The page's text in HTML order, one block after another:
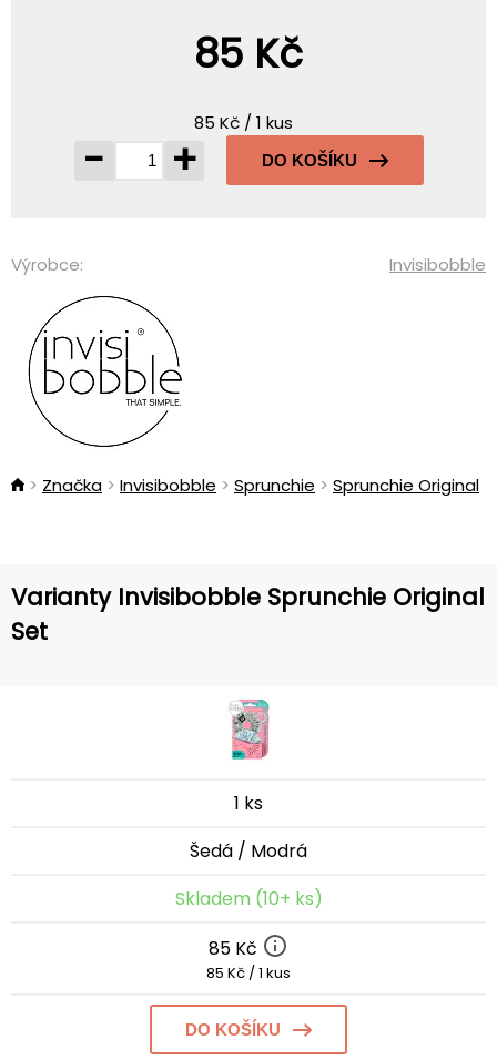
85 Kč
85 Kč / 1 kus
- + DO KOŠÍKU
Výrobce: Invisibobble
Značka Invisibobble Sprunchie Sprunchie Original
Varianty Invisibobble Sprunchie Original
Set
1 ks
Šedá / Modrá
Skladem (10+ ks)
85 Kč
85 Kč / 1 kus
DO KOŠÍKU